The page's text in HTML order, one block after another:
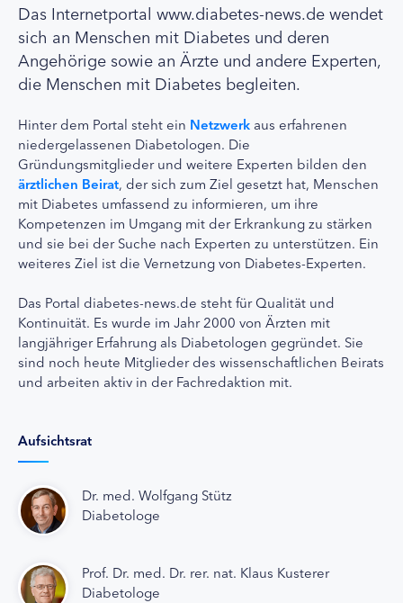
Das Internetportal www.diabetes-news.de wendet
sich an Menschen mit Diabetes und deren
Angehörige sowie an Ärzte und andere Experten,
die Menschen mit Diabetes begleiten.
Hinter dem Portal steht ein Netzwerk aus erfahrenen
niedergelassenen Diabetologen. Die
Gründungsmitglieder und weitere Experten bilden den
ärztlichen Beirat, der sich zum Ziel gesetzt hat, Menschen
mit Diabetes umfassend zu informieren, um ihre
Kompetenzen im Umgang mit der Erkrankung zu stärken
und sie bei der Suche nach Experten zu unterstützen. Ein
weiteres Ziel ist die Vernetzung von Diabetes-Experten.
Das Portal diabetes-news.de steht für Qualität und
Kontinuität. Es wurde im Jahr 2000 von Ärzten mit
langjähriger Erfahrung als Diabetologen gegründet. Sie
sind noch heute Mitglieder des wissenschaftlichen Beirats
und arbeiten aktiv in der Fachredaktion mit.
Aufsichtsrat
Dr. med. Wolfgang Stütz
Diabetologe
Prof. Dr. med. Dr. rer. nat. Klaus Kusterer
Diabetologe